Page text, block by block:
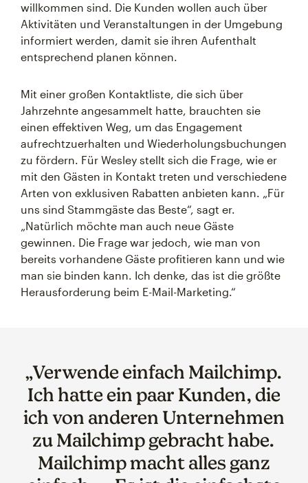
willkommen sind. Die Kunden wollen auch über
Aktivitäten und Veranstaltungen in der Umgebung
informiert werden, damit sie ihren Aufenthalt
entsprechend planen können.
Mit einer großen Kontaktliste, die sich über
Jahrzehnte angesammelt hatte, brauchten sie
einen effektiven Weg, um das Engagement
aufrechtzuerhalten und Wiederholungsbuchungen
zu fördern. Für Wesley stellt sich die Frage, wie er
mit den Gästen in Kontakt treten und verschiedene
Arten von exklusiven Rabatten anbieten kann. „Für
uns sind Stammgäste das Beste“, sagt er.
„Natürlich möchte man auch neue Gäste
gewinnen. Die Frage war jedoch, wie man von
bereits vorhandene Gäste profitieren kann und wie
man sie binden kann. Ich denke, das ist die größte
Herausforderung beim E-Mail-Marketing.“
„Verwende einfach Mailchimp.
Ich hatte ein paar Kunden, die
ich von anderen Unternehmen
zu Mailchimp gebracht habe.
Mailchimp macht alles ganz